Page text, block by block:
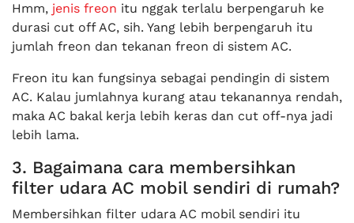
Hmm, jenis freon itu nggak terlalu berpengaruh ke
durasi cut off AC, sih. Yang lebih berpengaruh itu
jumlah freon dan tekanan freon di sistem AC.
Freon itu kan fungsinya sebagai pendingin di sistem
AC. Kalau jumlahnya kurang atau tekanannya rendah,
maka AC bakal kerja lebih keras dan cut off-nya jadi
lebih lama.
3. Bagaimana cara membersihkan
filter udara AC mobil sendiri di rumah?
Membersihkan filter udara AC mobil sendiri itu